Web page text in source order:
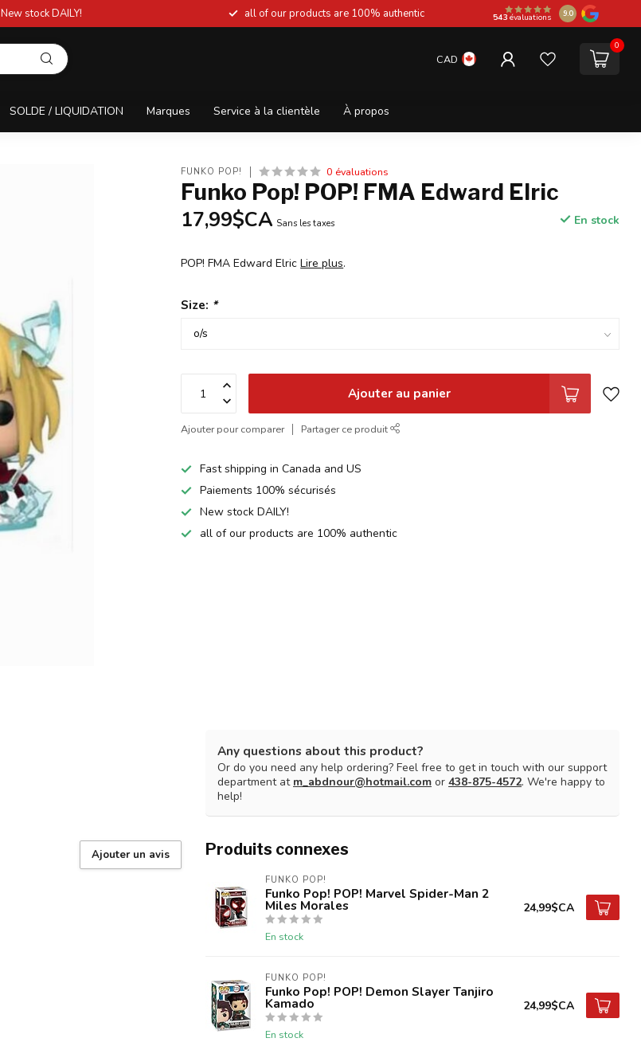
New stock DAILY! all of our products are 100% authentic 543 évaluations 9.0
CAD
0
SOLDE / LIQUIDATION Marques Service à la clientèle À propos
FUNKO POP! 0 évaluations
Funko Pop! POP! FMA Edward Elric
17,99$CA Sans les taxes En stock
POP! FMA Edward ElricLire plus.
Size: *
Ajouter au panier
Ajouter pour comparer Partager ce produit
Fast shipping in Canada and US
Paiements 100% sécurisés
New stock DAILY!
all of our products are 100% authentic
Ajouter un avis
Any questions about this product?
Or do you need any help ordering? Feel free to get in touch with our support
department at m_abdnour@hotmail.com or 438-875-4572. We're happy to
help!
Produits connexes
FUNKO POP!
Funko Pop! POP! Marvel Spider-Man 2
Miles Morales
En stock
24,99$CA
FUNKO POP!
Funko Pop! POP! Demon Slayer Tanjiro
Kamado
En stock
24,99$CA